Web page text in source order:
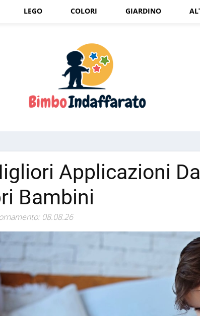
LEGO COLORI GIARDINO
Applicazioni
Bambini
08.08.26